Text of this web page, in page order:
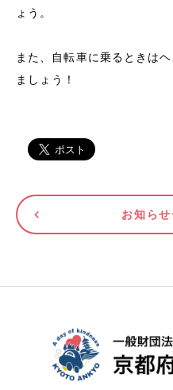
ょう。
また、自転車に乗るときは
ましょう！
お知ら